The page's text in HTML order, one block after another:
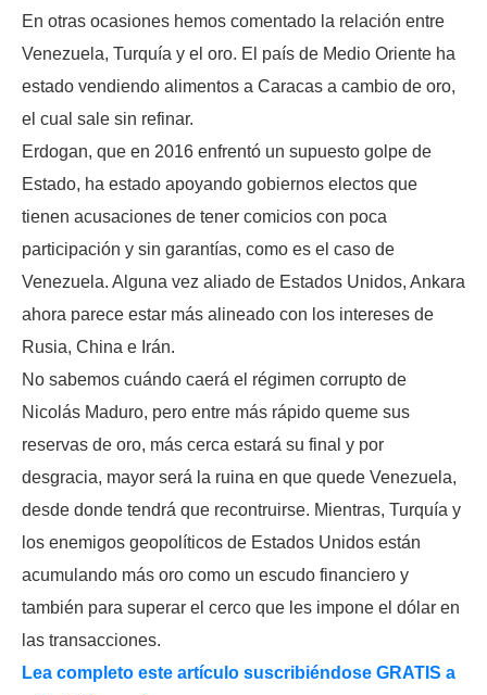
En otras ocasiones hemos comentado la relación entre
Venezuela, Turquía y el oro. El país de Medio Oriente ha
estado vendiendo alimentos a Caracas a cambio de oro,
el cual sale sin refinar.
Erdogan, que en 2016 enfrentó un supuesto golpe de
Estado, ha estado apoyando gobiernos electos que
tienen acusaciones de tener comicios con poca
participación y sin garantías, como es el caso de
Venezuela. Alguna vez aliado de Estados Unidos, Ankara
ahora parece estar más alineado con los intereses de
Rusia, China e Irán.
No sabemos cuándo caerá el régimen corrupto de
Nicolás Maduro, pero entre más rápido queme sus
reservas de oro, más cerca estará su final y por
desgracia, mayor será la ruina en que quede Venezuela,
desde donde tendrá que recontruirse. Mientras, Turquía y
los enemigos geopolíticos de Estados Unidos están
acumulando más oro como un escudo financiero y
también para superar el cerco que les impone el dólar en
las transacciones.
Lea completo este artículo suscribiéndose GRATIS a